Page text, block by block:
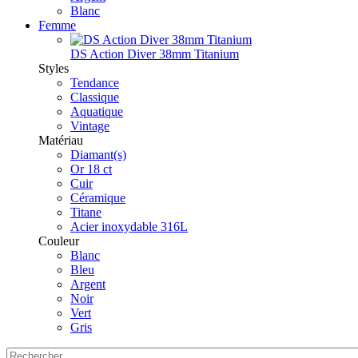
Blanc
Femme
DS Action Diver 38mm Titanium
Styles
Tendance
Classique
Aquatique
Vintage
Matériau
Diamant(s)
Or 18 ct
Cuir
Céramique
Titane
Acier inoxydable 316L
Couleur
Blanc
Bleu
Argent
Noir
Vert
Gris